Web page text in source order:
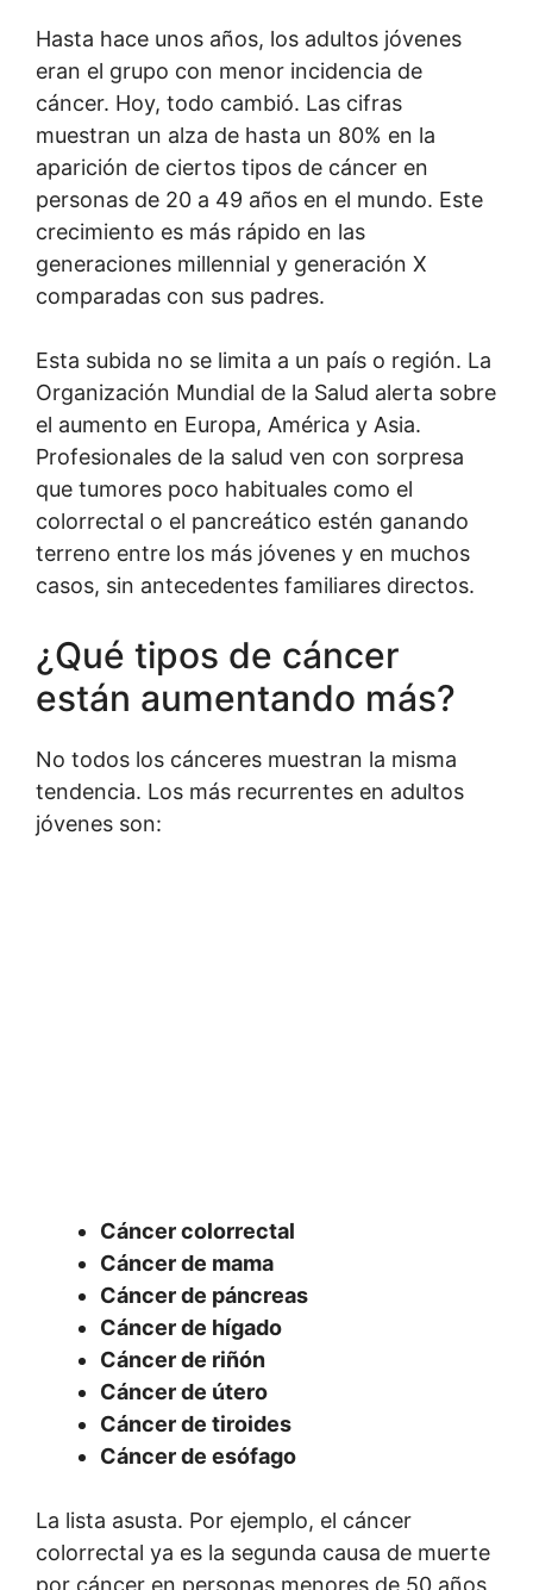
Hasta hace unos años, los adultos jóvenes
eran el grupo con menor incidencia de
cáncer. Hoy, todo cambió. Las cifras
muestran un alza de hasta un 80% en la
aparición de ciertos tipos de cáncer en
personas de 20 a 49 años en el mundo. Este
crecimiento es más rápido en las
generaciones millennial y generación X
comparadas con sus padres.
Esta subida no se limita a un país o región. La
Organización Mundial de la Salud alerta sobre
el aumento en Europa, América y Asia.
Profesionales de la salud ven con sorpresa
que tumores poco habituales como el
colorrectal o el pancreático estén ganando
terreno entre los más jóvenes y en muchos
casos, sin antecedentes familiares directos.
¿Qué tipos de cáncer
están aumentando más?
No todos los cánceres muestran la misma
tendencia. Los más recurrentes en adultos
jóvenes son:
Cáncer colorrectal
Cáncer de mama
Cáncer de páncreas
Cáncer de hígado
Cáncer de riñón
Cáncer de útero
Cáncer de tiroides
Cáncer de esófago
La lista asusta. Por ejemplo, el cáncer
colorrectal ya es la segunda causa de muerte
por cáncer en personas menores de 50 años